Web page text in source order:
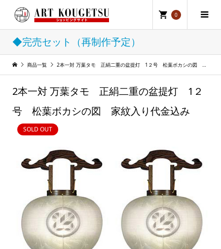
0
◆完売セット（再制作予定）
商品一覧 2本一対 万葉タモ 正絹二重の盆提灯 1２号 松葉ボカシの図 家紋入り代金込み
2本一対 万葉タモ 正絹二重の盆提灯 1２
号 松葉ボカシの図 家紋入り代金込み
SOLD OUT